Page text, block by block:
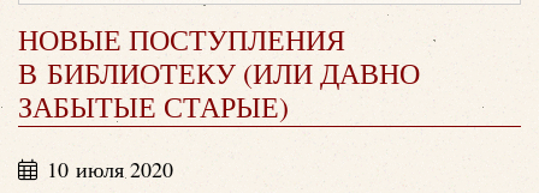
НОВЫЕ ПОСТУПЛЕНИЯ
В БИБЛИОТЕКУ (ИЛИ ДАВНО
ЗАБЫТЫЕ СТАРЫЕ)
10 июля 2020